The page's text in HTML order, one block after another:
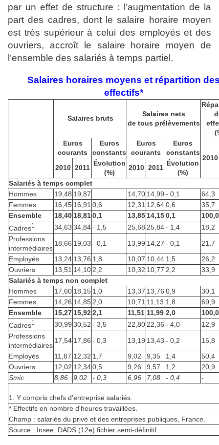
par un effet de structure : l’augmentation de la
part des cadres, dont le salaire horaire moyen
est très supérieur à celui des employés et des
ouvriers, accroît le salaire horaire moyen de
l’ensemble des salariés à temps partiel.
Salaires horaires moyens et répartition
effectifs*
1. Y compris chefs d'entreprise salariés.
* Effectifs en nombre d'heures travaillées.
Champ : salariés du privé et des entreprises publiques, France.
Source : Insee, DADS (12e) fichier semi-définitif.
Salaires bruts
Salaires nets
de tous prélèvements
Euros
courants
Euros
constants
Euros
courants
Euros
constants
2010
2010 2011
Évolution
(%)
2010 2011
Évolution
(%)
Salariés à temps complet
Hommes
19,48 19,87 14,70 14,99 - 0,1
64,3
Femmes
16,45 16,91 0,6 12,31 12,640,6
35,7
Ensemble
18,40 18,810,1 13,85 14,150,1
100,0
Cadres1 34,63 34,84- 1,5 25,68 25,84- 1,4
18,2
Professions
intermédiaires
18,66 19,03 - 0,1 13,99 14,27 - 0,1
21,7
Employés
13,24 13,76 1,8 10,07 10,44 1,5
26,2
Ouvriers
13,51 14,10 2,2 10,32 10,77 2,2
33,9
Salariés à temps non complet
Hommes
17,60 18,15 1,0 13,37 13,76 0,9
30,1
Femmes
14,26 14,85 2,0 10,71 11,13 1,8
69,9
Ensemble
15,27 15,922,1 11,51 11,99 2,0
100,0
Cadres1 30,99 30,52 - 3,5 22,80 22,36 - 4,0
12,9
Professions
intermédiaires
17,54 17,86 - 0,3 13,19 13,43 - 0,2
15,8
Employés
11,87 12,32 1,7 9,02 9,35 1,4
50,4
Ouvriers
12,02 12,340,5 9,26 9,57 1,2
20,9
Smic
8,86 9,02 - 0,3 6,96 7,08 - 0,4 -